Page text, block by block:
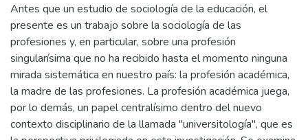
Antes que un estudio de sociología de la educación, el
presente es un trabajo sobre la sociología de las
profesiones y, en particular, sobre una profesión
singularísima que no ha recibido hasta el momento ninguna
mirada sistemática en nuestro país: la profesión académica,
la madre de las profesiones. La profesión académica juega,
por lo demás, un papel centralísimo dentro del nuevo
contexto disciplinario de la llamada "universitología", que es